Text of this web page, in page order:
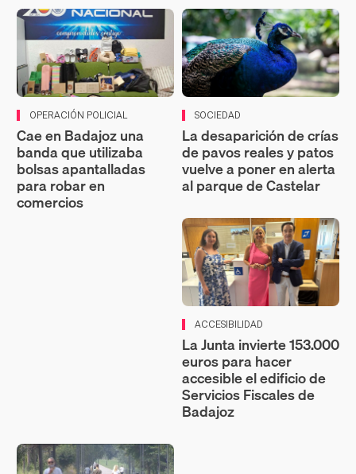
OPERACIÓN POLICIAL
Cae en Badajoz una
banda que utilizaba
bolsas apantalladas
para robar en
comercios
SOCIEDAD
La desaparición de crías
de pavos reales y patos
vuelve a poner en alerta
al parque de Castelar
ACCESIBILIDAD
La Junta invierte 153.000
euros para hacer
accesible el edificio de
Servicios Fiscales de
Badajoz